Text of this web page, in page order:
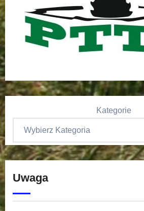
Kategorie
Uwaga